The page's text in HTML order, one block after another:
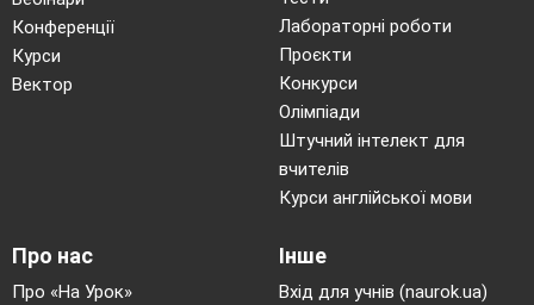
Конференції
Курси
Вектор
Лабораторні роботи
Проєкти
Конкурси
Олімпіади
Штучний інтелект для
вчителів
Курси англійської мови
Про нас
Про «На Урок»
Інше
Вхід для учнів (naurok.ua)